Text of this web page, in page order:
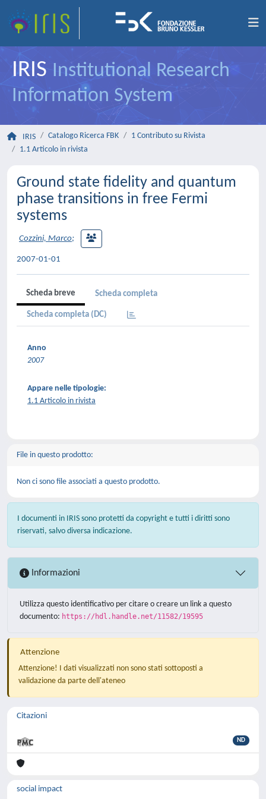
IRIS Institutional Research
Information System
IRIS Catalogo Ricerca FBK
1 Contributo su Rivista
1.1 Articolo in rivista
Ground state fidelity and quantum
phase transitions in free Fermi
systems
Cozzini, Marco;
2007-01-01
Scheda breve Scheda completa
Scheda completa (DC)
Anno
2007
Appare nelle tipologie:
1.1 Articolo in rivista
File in questo prodotto:
Non ci sono file associati a questo prodotto.
I documenti in IRIS sono protetti da copyright e tutti i diritti sono
riservati, salvo diversa indicazione.
Informazioni
Utilizza questo identificativo per citare o creare un link a questo
documento: https://hdl.handle.net/11582/19595
Attenzione
Attenzione! I dati visualizzati non sono stati sottoposti a
validazione da parte dell'ateneo
Citazioni
ND
social impact